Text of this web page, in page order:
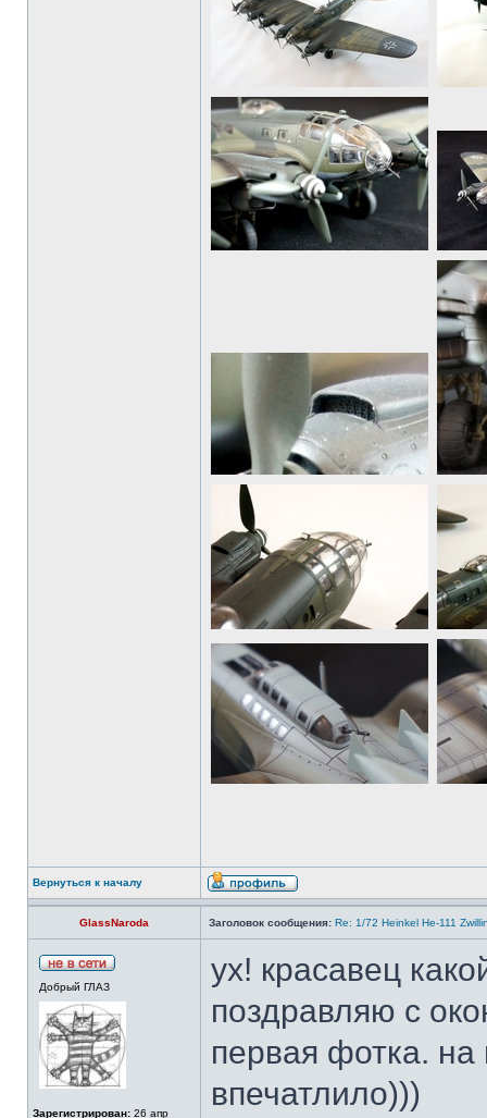
Вернуться к началу
GlassNaroda Заголовок сообщения: Re: 1/72 Heinkel He-111
Добрый ГЛАЗ
Зарегистрирован: 26 апр
ух! красавец
поздравляю с
первая фотка.
впечатлило)))